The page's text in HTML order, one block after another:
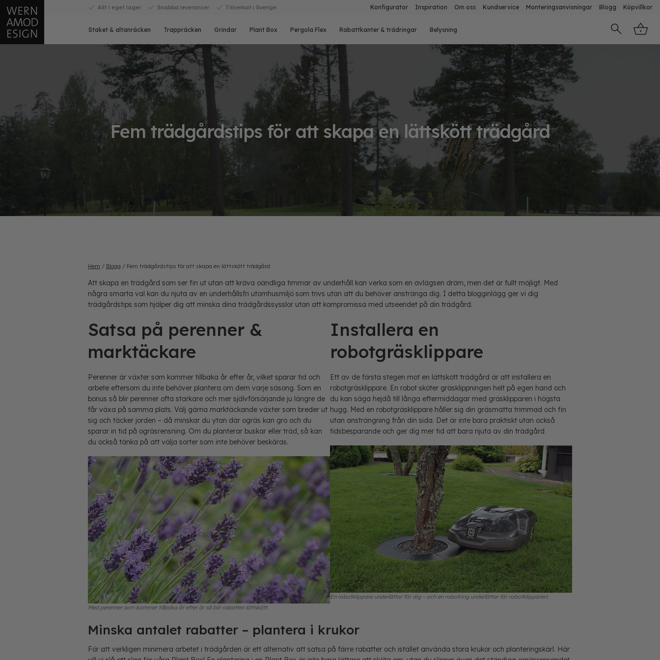
Skip
content
Allt i eget lager Snabba leveranser Tillverkat i Sverige Konfigurator Inspiration Om oss Kundservice Monteringsanvisningar Blogg Köpvillkor
Staket & altanräcken Trappräcken Grindar Plant Box Pergola Flex Rabattkanter & trädringar Belysning
Fem trädgårdstips för att skapa en lättskött trädgård
Hem / Blogg / Fem trädgårdstips för att skapa en lättskött trädgård
Att skapa en trädgård som ser fin ut utan att kräva oändliga timmar av underhåll kan verka som en avlägsen dröm, men det är fullt möjligt. Med
några smarta val kan du njuta av en underhållsfri utomhusmiljö som trivs utan att du behöver anstränga dig. I detta blogginlägg ger vi dig
trädgårdstips som hjälper dig att minska dina trädgårdssysslor utan att kompromissa med utseendet på din trädgård.
Satsa på perenner &
marktäckare
Perenner är växter som kommer tillbaka år efter år, vilket sparar tid och
arbete eftersom du inte behöver plantera om dem varje säsong. Som en
bonus så blir perenner ofta starkare och mer självförsörjande ju längre de
får växa på samma plats. Välj gärna marktäckande växter som breder ut
sig och täcker jorden – då minskar du ytan där ogräs kan gro och du
sparar in tid på ogräsrensning. Om du planterar buskar eller träd, så kan
du också tänka på att välja sorter som inte behöver beskäras.
Med perenner som kommer tillbaka år efter år så blir rabatten lättskött.
Installera en
robotgräsklippare
Ett av de första stegen mot en lättskött trädgård är att installera en
robotgräsklippare. En robot sköter gräsklippningen helt på egen hand och
du kan säga hejdå till långa eftermiddagar med gräsklipparen i högsta
hugg. Med en robotgräsklippare håller sig din gräsmatta trimmad och fin
utan ansträngning från din sida. Det är inte bara praktiskt utan också
tidsbesparande och ger dig mer tid att bara njuta av din trädgård
En robotklippare underlättar för dig – och en robotring underlättar för robotklipparen!
Minska antalet rabatter – plantera i krukor
För att verkligen minimera arbetet i trädgården är ett alternativ att satsa på färre rabatter och istället använda stora krukor och planteringskärl. Här